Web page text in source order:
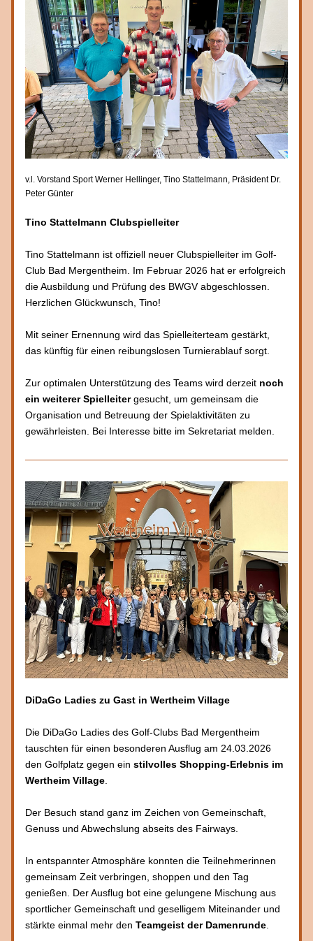
v.l. Vorstand Sport Werner Hellinger, Tino Stattelmann, Präsident Dr.
Peter Günter
Tino Stattelmann Clubspielleiter
Tino Stattelmann ist offiziell neuer Clubspielleiter im Golf-
Club Bad Mergentheim. Im Februar 2026 hat er erfolgreich
die Ausbildung und Prüfung des BWGV abgeschlossen.
Herzlichen Glückwunsch, Tino!
Mit seiner Ernennung wird das Spielleiterteam gestärkt,
das künftig für einen reibungslosen Turnierablauf sorgt.
Zur optimalen Unterstützung des Teams wird derzeit noch
ein weiterer Spielleiter gesucht, um gemeinsam die
Organisation und Betreuung der Spielaktivitäten zu
gewährleisten. Bei Interesse bitte im Sekretariat melden.
DiDaGo Ladies zu Gast in Wertheim Village
Die DiDaGo Ladies des Golf-Clubs Bad Mergentheim
tauschten für einen besonderen Ausflug am 24.03.2026
den Golfplatz gegen ein stilvolles Shopping-Erlebnis im
Wertheim Village
Der Besuch stand ganz im Zeichen von Gemeinschaft,
Genuss und Abwechslung abseits des Fairways.
In entspannter Atmosphäre konnten die Teilnehmerinnen
gemeinsam Zeit verbringen, shoppen und den Tag
genießen. Der Ausflug bot eine gelungene Mischung aus
sportlicher Gemeinschaft und geselligem Miteinander und
stärkte einmal mehr den Teamgeist der Damenrunde